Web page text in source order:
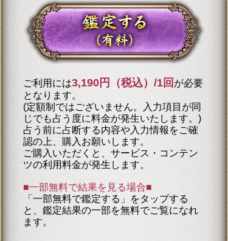
ご利用には3,190円（税込）/1回 が必要
となります。
(定額制ではございません。入力項目が同
じでも占う度に料金が発生いたします。)
占う前に占断する内容や入力情報をご確
認の上、購入お願いします。
ご購入いただくと、サービス・コンテン
ツの利用料金が発生します。
■一部無料で結果を見る場合■
「一部無料で鑑定する」をタップする
と、鑑定結果の一部を無料でご覧になれ
ます。